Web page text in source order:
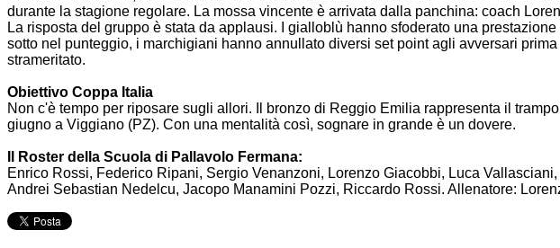
durante la stagione regolare. La mossa vincente è arrivata dalla panchina: coach
La risposta del gruppo è stata da applausi. I gialloblù hanno sfoderato una
sotto nel punteggio, i marchigiani hanno annullato diversi set point agli avversari
strameritato.
Obiettivo Coppa Italia
Non c'è tempo per riposare sugli allori. Il bronzo di Reggio Emilia rappresenta il
giugno a Viggiano (PZ). Con una mentalità così, sognare in grande è un dovere.
Il Roster della Scuola di Pallavolo Fermana:
Enrico Rossi, Federico Ripani, Sergio Venanzoni, Lorenzo Giacobbi, Luca
Andrei Sebastian Nedelcu, Jacopo Manamini Pozzi, Riccardo Rossi. Allenatore: